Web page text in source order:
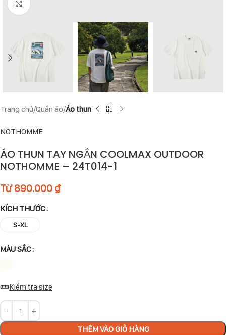
Click to enlarge
Trang chủ Quần áo Áo thun
NOTHOMME
ÁO THUN TAY NGẮN COOLMAX OUTDOOR
NOTHOMME – 24T014-1
Từ890.000 ₫
KÍCH THƯỚC
S-XL
MÀU SẮC
Kiểm tra size
THÊM VÀO GIỎ HÀNG